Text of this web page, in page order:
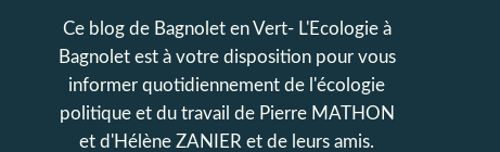
Ce blog de Bagnolet en Vert- L'Ecologie à
Bagnolet est à votre disposition pour vous
informer quotidiennement de l'écologie
politique et du travail de Pierre MATHON
et d'Hélène ZANIER et de leurs amis.